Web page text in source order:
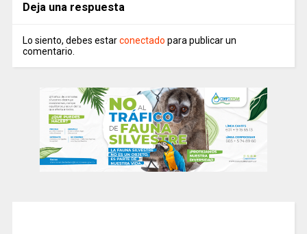
Deja una respuesta
Lo siento, debes estarconectado para publicar un
comentario.